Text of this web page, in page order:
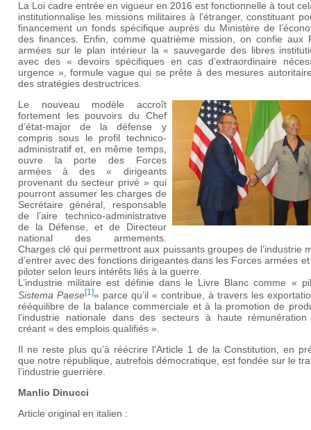
La Loi cadre entrée en vigueur en 2016 est fonctionnelle à tout
institutionnalise les missions militaires à l’étranger, constituant
financement un fonds spécifique auprès du Ministère de
des finances. Enfin, comme quatrième mission, on confie aux
armées sur le plan intérieur la « sauvegarde des libres
avec des « devoirs spécifiques en cas d’extraordinaire
urgence », formule vague qui se prête à des mesures
des stratégies destructrices.
Le nouveau modèle accroît
fortement les pouvoirs du Chef
d’état-major de la défense y
compris sous le profil technico-
administratif et, en même temps,
ouvre la porte des Forces
armées à des « dirigeants
provenant du secteur privé » qui
pourront assumer les charges de
Secrétaire général, responsable
de l’aire technico-administrative
de la Défense, et de Directeur
national des armements.
Charges clé qui permettront aux puissants groupes de l’industrie
d’entrer avec des fonctions dirigeantes dans les Forces armées
piloter selon leurs intérêts liés à la guerre.
L’industrie militaire est définie dans le Livre Blanc comme «
Sistema Paese[1]» parce qu’il « contribue, à travers les
rééquilibre de la balance commerciale et à la promotion de
l’industrie nationale dans des secteurs à haute
créant « des emplois qualifiés ».
Il ne reste plus qu’à réécrire l’Article 1 de la Constitution, en
que notre république, autrefois démocratique, est fondée sur le
l’industrie guerrière.
Manlio Dinucci
Article original en italien :